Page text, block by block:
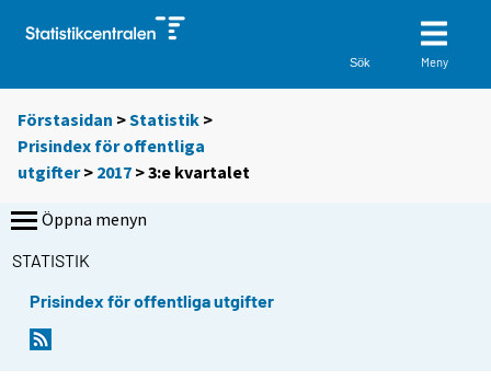
Sök Meny
Förstasidan >Statistik >
Prisindex för offentliga
utgifter> 2017 >3:e kvartalet
Öppna menyn
STATISTIK
Prisindex för offentliga utgifter